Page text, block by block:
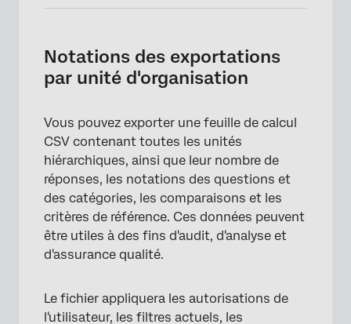
Notations des exportations
par unité d'organisation
Vous pouvez exporter une feuille de calcul
CSV contenant toutes les unités
hiérarchiques, ainsi que leur nombre de
réponses, les notations des questions et
des catégories, les comparaisons et les
critères de référence. Ces données peuvent
être utiles à des fins d'audit, d'analyse et
d'assurance qualité.
Le fichier appliquera les autorisations de
l'utilisateur, les filtres actuels, les